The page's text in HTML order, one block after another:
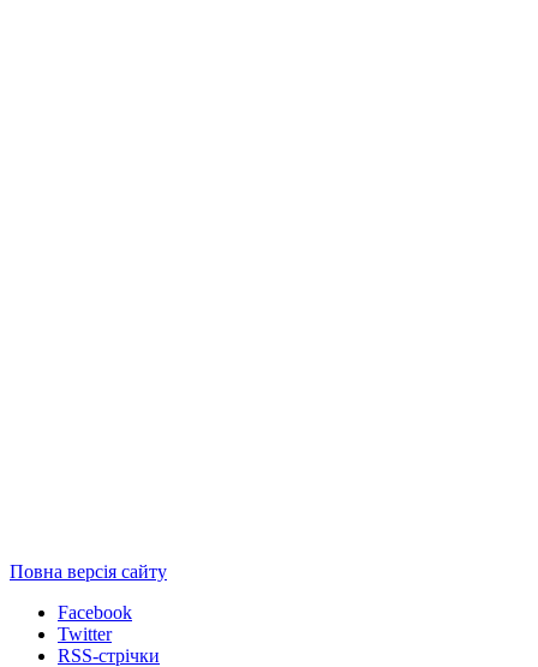
Повна версія сайту
Facebook
Twitter
RSS-стрічки